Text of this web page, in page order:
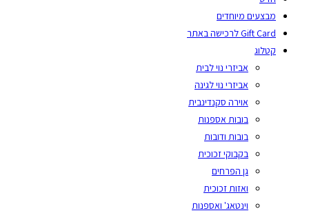
מבצעים מיוחדים
Gift Card לרכישה באתר
קטלוג
אביזרי נוי לבית
אביזרי נוי לגינה
אוירה סקנדינבית
בובות אספנות
בובות ודובות
בקבוקי זכוכית
גן הפרחים
ואזות זכוכית
וינטאג' ואספנות